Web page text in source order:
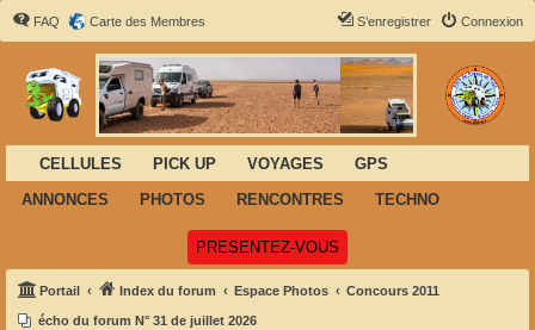
FAQ Carte des Membres Connexion
S’enregistrer
CELLULES PICK UP VOYAGES
GPS
ANNONCES
PHOTOS RENCONTRES TECHNO
PRESENTEZ-VOUS
Portail Index du forum Espace Photos Concours 2011
écho du forum N° 31 de juillet 2026